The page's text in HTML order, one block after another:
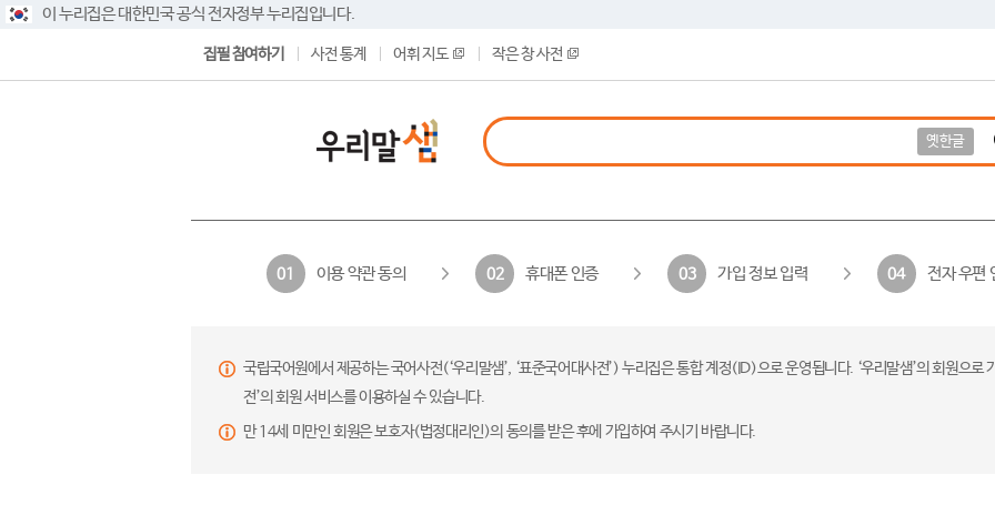
이 누리집은 대한민국 공식 전자정부 누리집입니다.
집필 참여하기 사전 통계 어휘 지도 작은 창 사전
옛한글
01 이용 약관 동의 02 휴대폰 인증 03 가입 정보 입력 04 전자 우편
국립국어원에서 제공하는 국어사전(‘우리말샘’, ‘표준국어대사전’) 누리집은 통합 계정(ID)으로 운영됩니다. ‘우리말샘’의 회원으
전’의 회원 서비스를 이용하실 수 있습니다.
만 14세 미만인 회원은 보호자(법정대리인)의 동의를 받은 후에 가입하여 주시기 바랍니다.